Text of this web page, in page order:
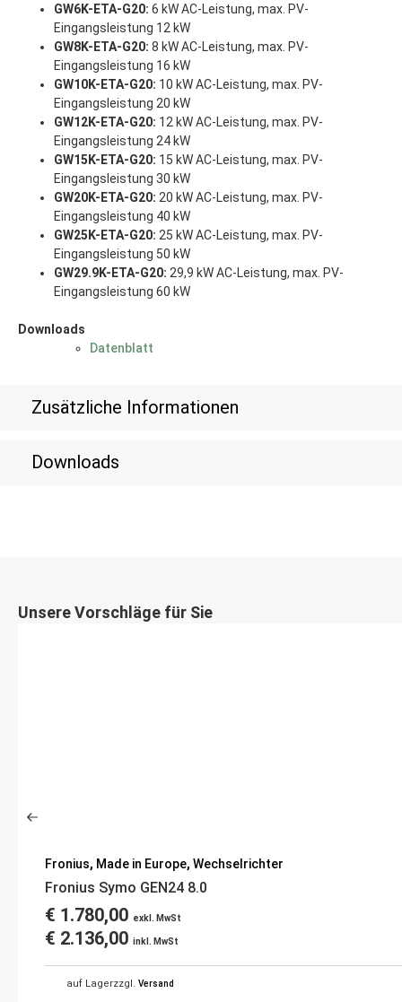
Zusätzliche Informationen
Downloads
GW6K-ETA-G20: 6 kW AC-Leistung, max. PV-
Eingangsleistung 12 kW
GW8K-ETA-G20: 8 kW AC-Leistung, max. PV-
Eingangsleistung 16 kW
GW10K-ETA-G20: 10 kW AC-Leistung, max. PV-
Eingangsleistung 20 kW
GW12K-ETA-G20: 12 kW AC-Leistung, max. PV-
Eingangsleistung 24 kW
GW15K-ETA-G20: 15 kW AC-Leistung, max. PV-
Eingangsleistung 30 kW
GW20K-ETA-G20: 20 kW AC-Leistung, max. PV-
Eingangsleistung 40 kW
GW25K-ETA-G20: 25 kW AC-Leistung, max. PV-
Eingangsleistung 50 kW
GW29.9K-ETA-G20: 29,9 kW AC-Leistung, max. PV-
Eingangsleistung 60 kW
Downloads
Datenblatt
Unsere Vorschläge für Sie
Fronius, Made in Europe, Wechselrichter
Fronius Symo GEN24 8.0
€ 1.780,00 exkl. MwSt
€ 2.136,00 inkl. MwSt
auf Lagerzzgl. Versand